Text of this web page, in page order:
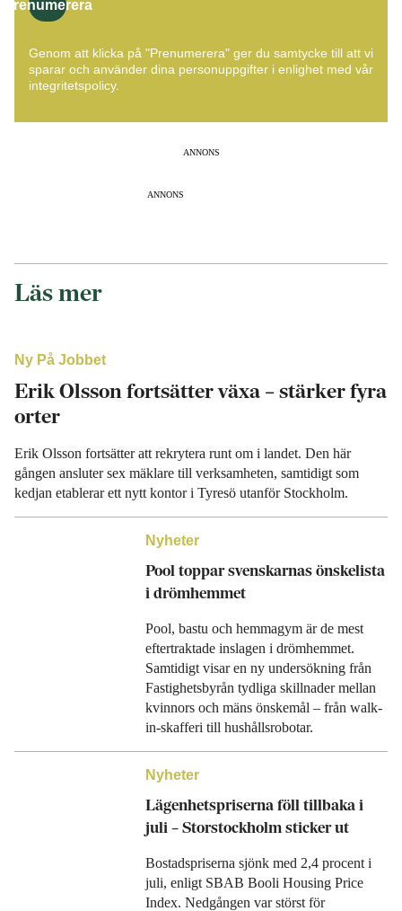
Prenumerera
Genom att klicka på "Prenumerera" ger du samtycke till att vi
sparar och använder dina personuppgifter i enlighet med vår
integritetspolicy.
ANNONS
ANNONS
Läs mer
Ny På Jobbet
Erik Olsson fortsätter växa – stärker fyra
orter
Erik Olsson fortsätter att rekrytera runt om i landet. Den här
gången ansluter sex mäklare till verksamheten, samtidigt som
kedjan etablerar ett nytt kontor i Tyresö utanför Stockholm.
Nyheter
Pool toppar svenskarnas önskelista
i drömhemmet
Pool, bastu och hemmagym är de mest
eftertraktade inslagen i drömhemmet.
Samtidigt visar en ny undersökning från
Fastighetsbyrån tydliga skillnader mellan
kvinnors och mäns önskemål – från walk-
in-skafferi till hushållsrobotar.
Nyheter
Lägenhetspriserna föll tillbaka i
juli – Storstockholm sticker ut
Bostadspriserna sjönk med 2,4 procent i
juli, enligt SBAB Booli Housing Price
Index. Nedgången var störst för